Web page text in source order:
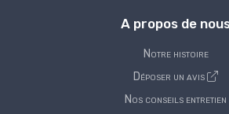
A propos de
Notre histoire
Déposer un avis
Nos conseils entretien